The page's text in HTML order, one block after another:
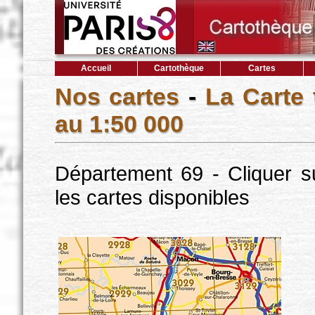
Accueil Cartothèque Cartes
Nos cartes - La Carte
au 1:50 000
Département 69 - Cliquer
les cartes disponibles